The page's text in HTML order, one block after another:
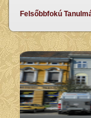
Felsőbbfokú